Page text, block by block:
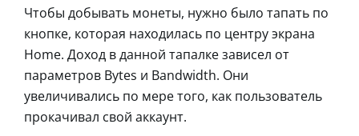
Чтобы добывать монеты, нужно было тапать по
кнопке, которая находилась по центру экрана
Home. Доход в данной тапалке зависел от
параметров Bytes и Bandwidth. Они
увеличивались по мере того, как пользователь
прокачивал свой аккаунт.